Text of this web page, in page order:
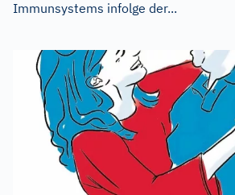
Immunsystems infolge der...